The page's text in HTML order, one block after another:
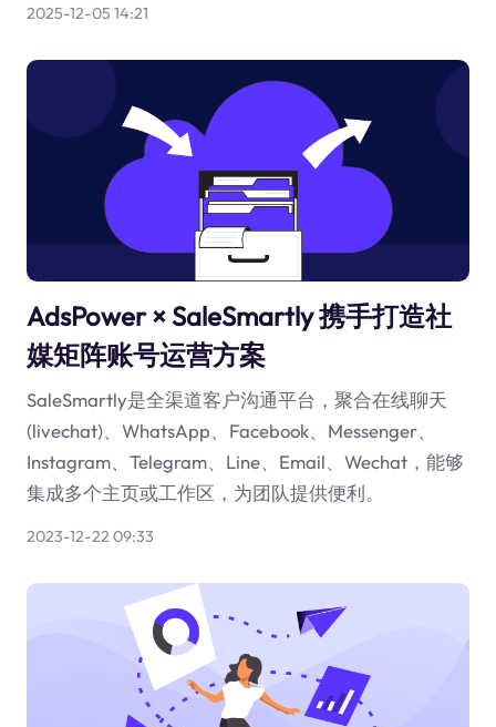
2025-12-05 14:21
AdsPower × SaleSmartly 携手打造社
媒矩阵账号运营方案
SaleSmartly是全渠道客户沟通平台，聚合在线聊天
(livechat)、WhatsApp、Facebook、Messenger、
Instagram、Telegram、Line、Email、Wechat，能够
集成多个主页或工作区，为团队提供便利。
2023-12-22 09:33